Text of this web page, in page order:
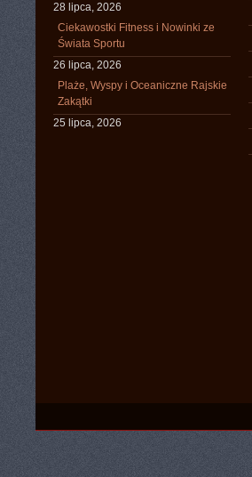
28 lipca, 2026
Ciekawostki Fitness i Nowinki ze
Świata Sportu
26 lipca, 2026
Plaże, Wyspy i Oceaniczne Rajskie
Zakątki
25 lipca, 2026